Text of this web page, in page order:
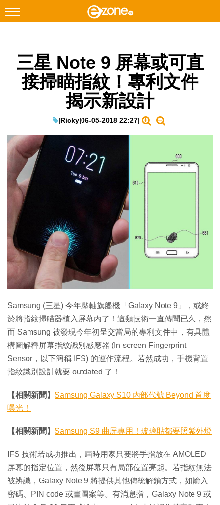
Facebook Instagram
科技焦點
教學評測
EduTech
IT Times
生成式AI與雲端應用
Enterprise Digital Transformation
特集
三星 Note 9 屏幕或可直
接掃瞄指紋！專利文件
揭示新設計
|Ricky|06-05-2018 22:27|
Samsung (三星) 今年壓軸旗艦機「Galaxy Note 9」，或終
於將指紋掃瞄器植入屏幕內了！這類技術一直傳聞已久，然
而 Samsung 被發現今年初呈交當局的專利文件中，有具體
構圖解釋屏幕指紋識別感應器 (In-screen Fingerprint
Sensor，以下簡稱 IFS) 的運作流程。若然成功，手機背置
指紋識別設計就要 outdated 了！
【相關新聞】 Samsung Galaxy S10 內部代號 Beyond 首度
曝光！
【相關新聞】 Samsung S9 曲屏專用！玻璃貼都要照紫外燈
IFS 技術若成功推出，屆時用家只要將手指放在 AMOLED
屏幕的指定位置，然後屏幕只有局部位置亮起。若指紋無法
被辨識，Galaxy Note 9 將提供其他傳統解鎖方式，如輸入
密碼、PIN code 或畫圖案等。有消息指，Galaxy Note 9 或